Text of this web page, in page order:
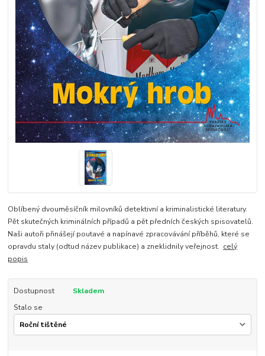
Oblíbený dvouměsíčník milovníků detektivní a kriminalistické literatury.
Pět skutečných kriminálních případů a pět předních českých spisovatelů.
Naši autoři přinášejí poutavé a napínavé zpracovávání příběhů, které se
opravdu staly (odtud název publikace) a zneklidnily veřejnost. celý
popis
Dostupnost
Skladem
Stalo se